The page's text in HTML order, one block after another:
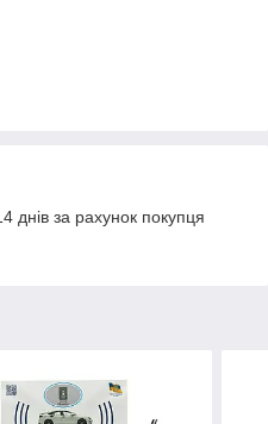
днів за рахунок покупця